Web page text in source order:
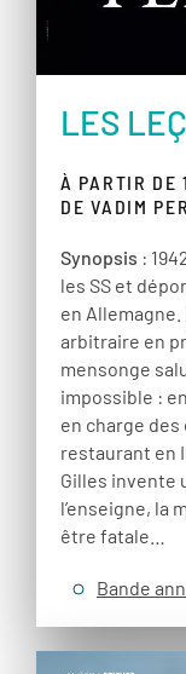
LES
À PARTIR DE
DE VADIM
Synopsis :
les SS et
en
arbitraire en
mensonge
impossible :
en charge des
restaurant en
Gilles invente
l’enseigne, la
être fatale…
Bande